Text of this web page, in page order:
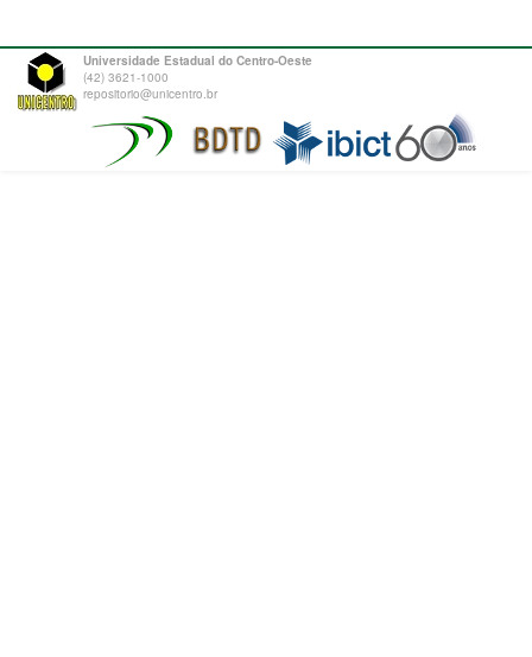
Universidade Estadual do Centro-Oeste
(42) 3621-1000
repositorio@unicentro.br